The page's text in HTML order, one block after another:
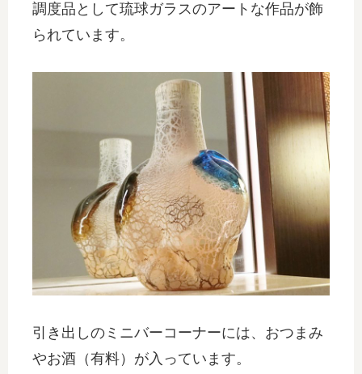
調度品として琉球ガラスのアートな作品が飾
られています。
引き出しのミニバーコーナーには、おつまみ
やお酒（有料）が入っています。